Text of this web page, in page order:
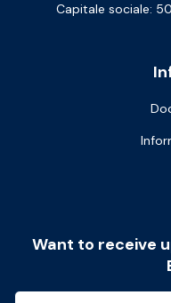
Capitale sociale:
Want to receive